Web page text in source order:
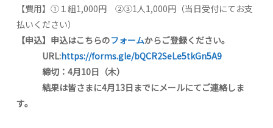
【費用】①１組1,000円 ②③1人1,000円（当日受付にてお支
払いください）
【申込】 申込はこちらのフォームからご登録ください。
URL:https://forms.gle/bQCR2SeLe5tkGn5A9
締切： 4月10日（木）
結果は皆さまに4月13日までにメールにてご連絡しま
す。